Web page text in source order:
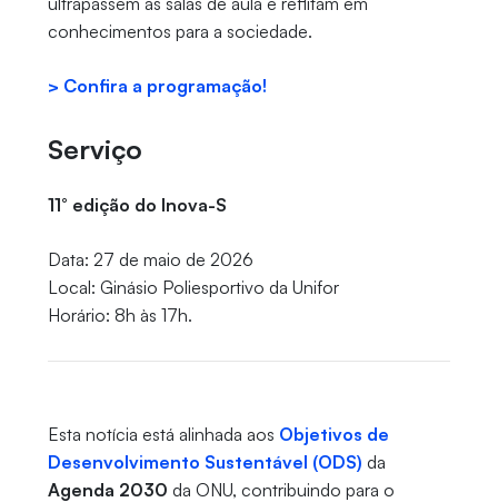
conhecimentos para a sociedade.
> Confira a programação!
Serviço
11° edição do Inova-S
Data: 27 de maio de 2026
Local: Ginásio Poliesportivo da Unifor
Horário: 8h às 17h.
Esta notícia está alinhada aos Objetivos de
Desenvolvimento Sustentável (ODS) da
Agenda 2030 da ONU, contribuindo para o